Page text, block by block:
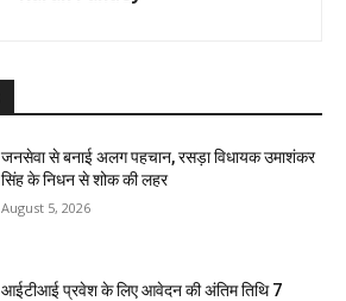
जनसेवा से बनाई अलग पहचान, रसड़ा विधायक उमाशंकर
सिंह के निधन से शोक की लहर
August 5, 2026
आईटीआई प्रवेश के लिए आवेदन की अंतिम तिथि 7